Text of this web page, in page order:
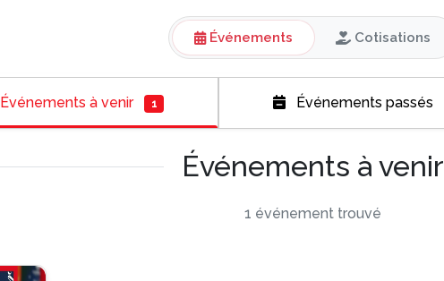
Événements Cotisations
Événements à venir 1 Événements passés
Événements à venir
1 événement trouvé